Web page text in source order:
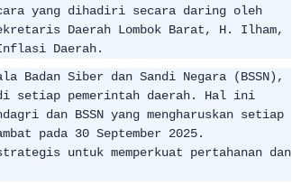
yang dihadiri secara daring oleh
Daerah Lombok Barat, H. Ilham,
Daerah.
Badan Siber dan Sandi Negara (BSSN),
di setiap pemerintah daerah. Hal ini
dan BSSN yang mengharuskan setiap
pada 30 September 2025.
untuk memperkuat pertahanan dan